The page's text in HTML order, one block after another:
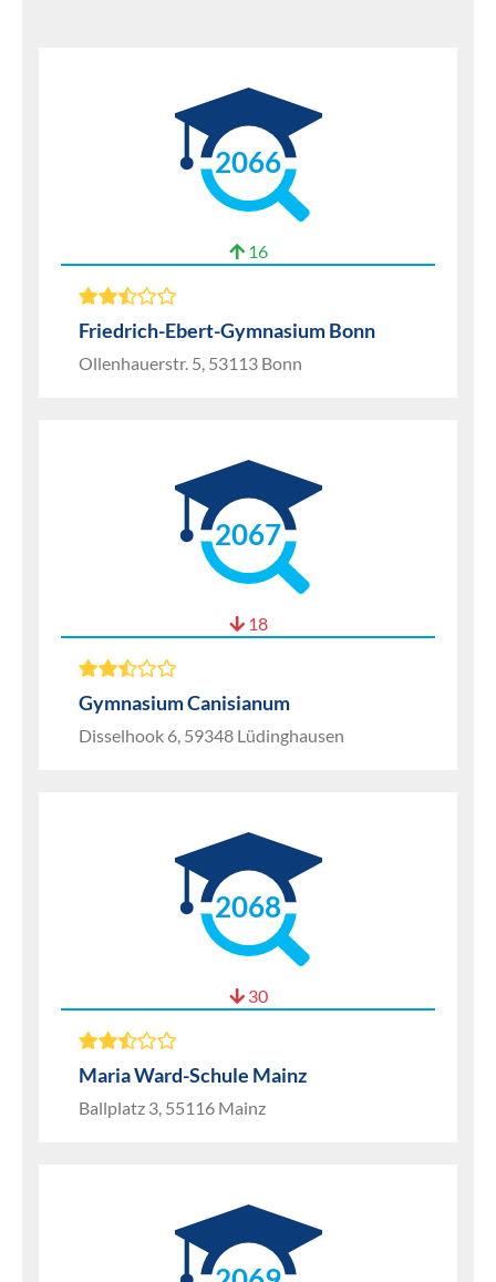
2066
16
Friedrich-Ebert-Gymnasium Bonn
Ollenhauerstr. 5, 53113 Bonn
2067
18
Gymnasium Canisianum
Disselhook 6, 59348 Lüdinghausen
2068
30
Maria Ward-Schule Mainz
Ballplatz 3, 55116 Mainz